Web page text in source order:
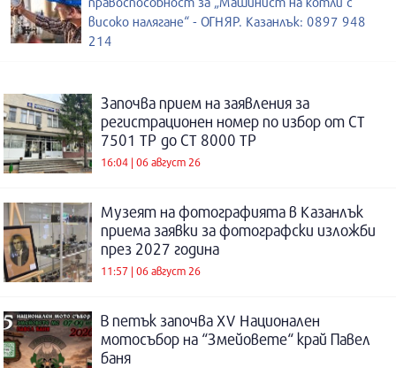
високо налягане“ - ОГНЯР. Казанлък: 0897 948
214
Започва прием на заявления за
регистрационен номер по избор от СТ
7501 ТР до СТ 8000 ТР
16:04 | 06 август 26
Музеят на фотографията в Казанлък
приема заявки за фотографски изложби
през 2027 година
11:57 | 06 август 26
В петък започва XV Национален
мотосъбор на “Змейовете“ край Павел
баня